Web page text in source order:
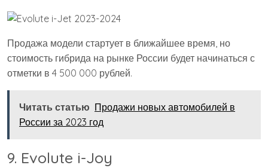
Продажа модели стартует в ближайшее время, но
стоимость гибрида на рынке России будет начинаться с
отметки в 4 500 000 рублей.
Читать статью Продажи новых автомобилей в
России за 2023 год
9. Evolute i-Joy